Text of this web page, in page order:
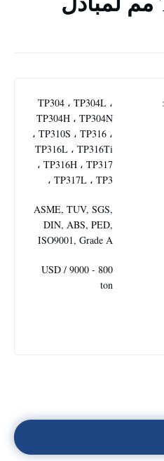
TP304 ، TP304L ،
TP304H ، TP304N
، TP310S ، TP316 ،
TP316L ، TP316Ti
، TP316H ، TP317
، TP317L ، TP3
ASME, TUV, SGS,
DIN, ABS, PED,
ISO9001, Grade A
800 - 9000 USD /
ton